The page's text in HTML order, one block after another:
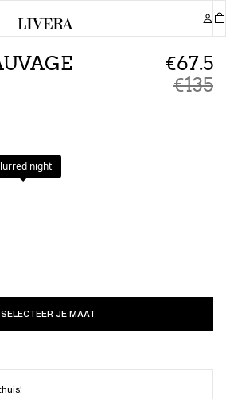
€67.5
€135
night
SELECTEER JE MAAT